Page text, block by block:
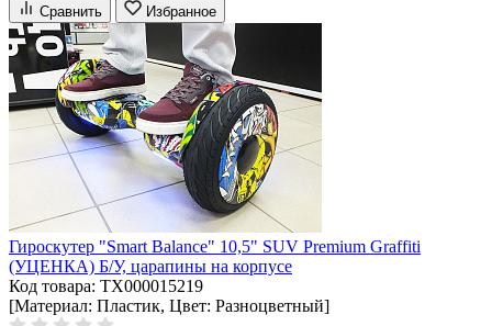
Сравнить Избранное
Гироскутер "Smart Balance" 10,5" SUV Premium Graffiti
(УЦЕНКА) Б/У, царапины на корпусе
Код товара: ТХ000015219
[Материал: Пластик, Цвет: Разноцветный]